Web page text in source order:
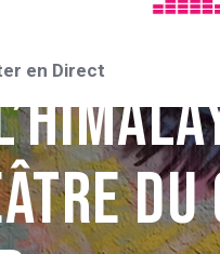
en Direct
Tongs
du